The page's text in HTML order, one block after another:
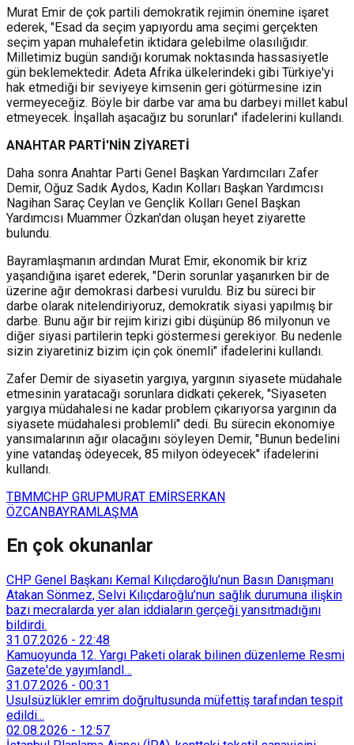
Murat Emir de çok partili demokratik rejimin önemine işaret
ederek, "Esad da seçim yapıyordu ama seçimi gerçekten
seçim yapan muhalefetin iktidara gelebilme olasılığıdır.
Milletimiz bugün sandığı korumak noktasında hassasiyetle
gün beklemektedir. Adeta Afrika ülkelerindeki gibi Türkiye'yi
hak etmediği bir seviyeye kimsenin geri götürmesine izin
vermeyeceğiz. Böyle bir darbe var ama bu darbeyi millet kabul
etmeyecek. İnşallah aşacağız bu sorunları" ifadelerini kullandı.
ANAHTAR PARTİ'NİN ZİYARETİ
Daha sonra Anahtar Parti Genel Başkan Yardımcıları Zafer
Demir, Oğuz Sadık Aydos, Kadın Kolları Başkan Yardımcısı
Nagihan Saraç Ceylan ve Gençlik Kolları Genel Başkan
Yardımcısı Muammer Özkan'dan oluşan heyet ziyarette
bulundu.
Bayramlaşmanın ardından Murat Emir, ekonomik bir kriz
yaşandığına işaret ederek, "Derin sorunlar yaşanırken bir de
üzerine ağır demokrasi darbesi vuruldu. Biz bu süreci bir
darbe olarak nitelendiriyoruz, demokratik siyasi yapılmış bir
darbe. Bunu ağır bir rejim kirizi gibi düşünüp 86 milyonun ve
diğer siyasi partilerin tepki göstermesi gerekiyor. Bu nedenle
sizin ziyaretiniz bizim için çok önemli" ifadelerini kullandı.
Zafer Demir de siyasetin yargıya, yargının siyasete müdahale
etmesinin yaratacağı sorunlara didkati çekerek, "Siyaseten
yargıya müdahalesi ne kadar problem çıkarıyorsa yargının da
siyasete müdahalesi problemli" dedi. Bu sürecin ekonomiye
yansımalarının ağır olacağını söyleyen Demir, "Bunun bedelini
yine vatandaş ödeyecek, 85 milyon ödeyecek" ifadelerini
kullandı.
TBMMCHP GRUPMURAT EMİRSERKAN
ÖZCANBAYRAMLAŞMA
En çok okunanlar
CHP Genel Başkanı Kemal Kılıçdaroğlu’nun Basın Danışmanı
Atakan Sönmez, Selvi Kılıçdaroğlu’nun sağlık durumuna ilişkin
bazı mecralarda yer alan iddiaların gerçeği yansıtmadığını
bildirdi.
31.07.2026 - 22:48
Kamuoyunda 12. Yargı Paketi olarak bilinen düzenleme Resmi
Gazete'de yayımlandI...
31.07.2026 - 00:31
Usulsüzlükler emrim doğrultusunda müfettiş tarafından tespit
edildi...
02.08.2026 - 12:57